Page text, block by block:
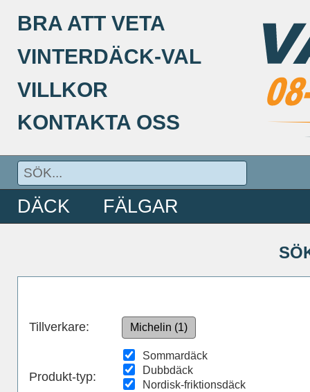
BRA ATT VETA
VINTERDÄCK-VAL
VILLKOR
KONTAKTA OSS
DÄCK FÄLGAR
Tillverkare: Michelin (1)
Produkt-typ:
Sommardäck
Dubbdäck
Nordisk-friktionsdäck